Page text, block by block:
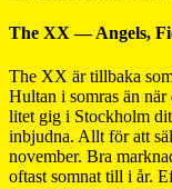
The XX — Angels,
The XX är tillbaka
Hultan i somras än
litet gig i Stockholm
inbjudna. Allt för att
november. Bra
oftast somnat till i år.